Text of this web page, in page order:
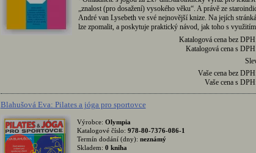
„znalost (pro dosažení) vysokého věku“. A právě ze
André van Lysebeth ve své nejnovější knize. Na jejích
lze zpomalit, a poskytuje praktický návod, jak toho s využitím
Katalogová cena bez
Katalogová cena s
Vaše cena bez
Vaše cena s
Blahušová Eva: Pilates a jóga pro sportovce
Výrobce: Olympia
Katalogové číslo: 978-80-7376-086-1
Termín dodání (dny): neznámý
Skladem: 0 kniha